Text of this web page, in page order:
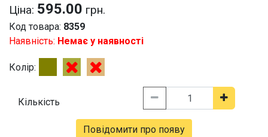
Ціна: 595.00 грн.
Код товара: 8359
Наявність: Немає у наявності
Колір:
Кількість
Повідомити про появу